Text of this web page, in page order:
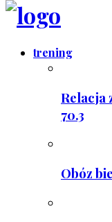
trening
Relacja
70.3
Obóz